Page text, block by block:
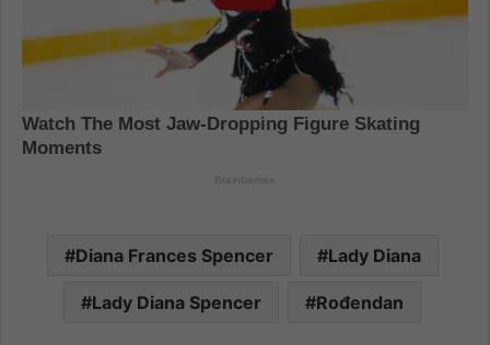
Diana Frances Spencer Lady Diana
Lady Diana Spencer Rođendan